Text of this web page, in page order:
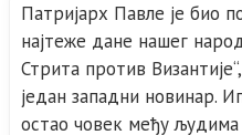
Патријарх Павле је био
најтеже дане нашег
Стрита против
један западни новинар.
остао човек међу људима